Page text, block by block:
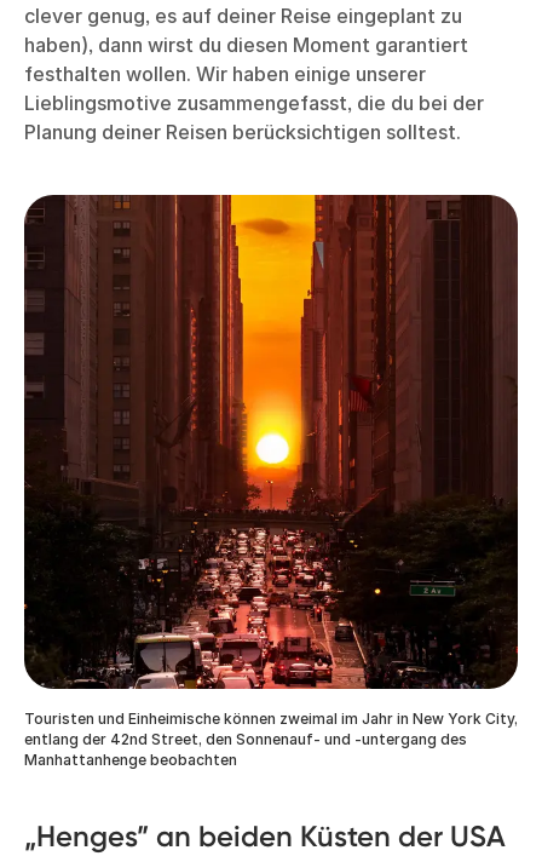
clever genug, es auf deiner Reise eingeplant zu
haben), dann wirst du diesen Moment garantiert
festhalten wollen. Wir haben einige unserer
Lieblingsmotive zusammengefasst, die du bei der
Planung deiner Reisen berücksichtigen solltest.
Touristen und Einheimische können zweimal im Jahr in New York City,
entlang der 42nd Street, den Sonnenauf- und -untergang des
Manhattanhenge beobachten
„Henges” an beiden Küsten der USA